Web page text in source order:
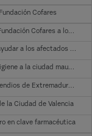
Cofares
Los farmacéuticos comunitarios ayudan a través de la Fundación Cofares a los afectados por los incendios
La Fundación Cofares dona productos de higiene para ayudar a los afectados de los incendios de Extremadura
La Fundación Cofares dona productos sanitarios y de higiene a la ciudad mauritana de Nouadhibou
La Fundación Cofares apoya a los afectados por los incendios de Extremadura y Galicia donando productos de salud e higiene
la Ciudad de Valencia
en clave farmacéutica